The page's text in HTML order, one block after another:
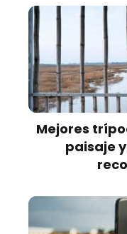
Mejores
paisaje